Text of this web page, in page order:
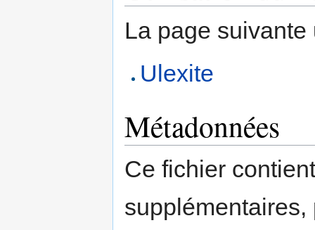
La page
Ulexite
Métadonnées
Ce fichier